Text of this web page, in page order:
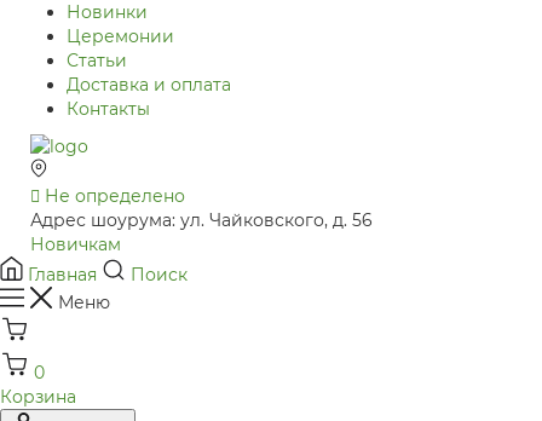
Новинки
Церемонии
Статьи
Доставка и оплата
Контакты
Не определено
Адрес шоурума: ул. Чайковского, д. 56
Новичкам
Главная
Поиск
Меню
0
Корзина